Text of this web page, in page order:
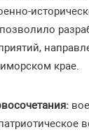
крае.